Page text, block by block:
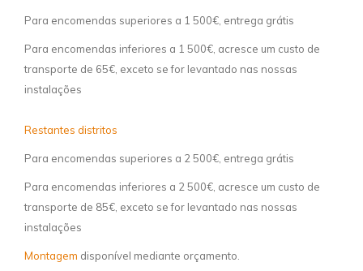
Para encomendas superiores a 1 500€, entrega grátis
Para encomendas inferiores a 1 500€, acresce um custo de
transporte de 65€, exceto se for levantado nas nossas
instalações
Restantes distritos
Para encomendas superiores a 2 500€, entrega grátis
Para encomendas inferiores a 2 500€, acresce um custo de
transporte de 85€, exceto se for levantado nas nossas
instalações
Montagem disponível mediante orçamento.